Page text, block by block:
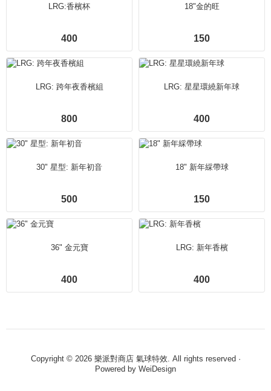
LRG:香檳杯
400
18"金的旺
150
LRG: 跨年夜香檳組
800
LRG: 星星環繞新年球
400
30" 星型: 新年初音
500
18" 新年綵帶球
150
36" 金元寶
400
LRG: 新年香檳
400
Copyright © 2026 樂派對商店 氣球特效. All rights reserved ·
Powered by WeiDesign